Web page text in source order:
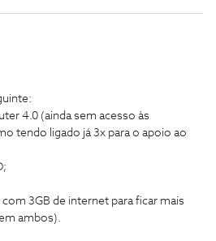
4.0 (ainda sem acesso às
tendo ligado já 3x para o apoio ao
3GB de internet para ficar mais
ambos).